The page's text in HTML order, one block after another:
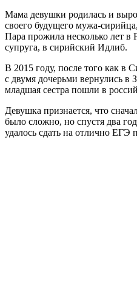
Мама девушки родилась и
своего будущего мужа-
Пара прожила несколько лет в
супруга, в сирийский Идлиб.
В 2015 году, после того как в
с двумя дочерьми вернулись в
младшая сестра пошли в
Девушка признается, что
было сложно, но спустя два
удалось сдать на отлично ЕГЭ